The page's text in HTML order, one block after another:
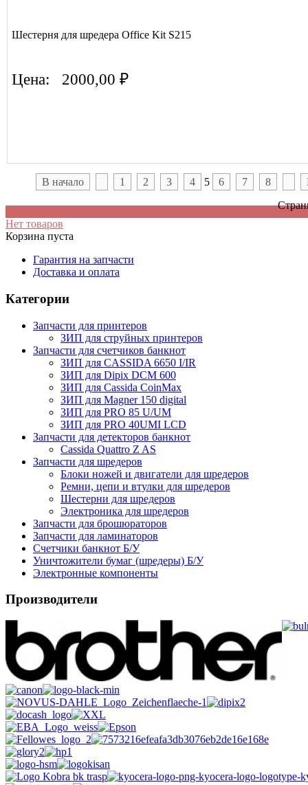
Шестерня для шредера Office Kit S215
Цена: 2000,00 ₽
В начало 1 2 3 4 5 6 7 8
Нет товаров
Корзина пуста
Гарантия на запчасти
Доставка и оплата
Категории
Запчасти для принтеров
ЗИП для струйных принтеров
Запчасти для счетчиков банкнот
ЗИП для CASSIDA 6650 I/IR
ЗИП для Dipix DCM 600
ЗИП для Сassida CoinMax
ЗИП для Magner 150 digital
ЗИП для PRO 85 U/UM
ЗИП для PRO 40UMI LCD
Запчасти для детекторов банкнот
Cassida Quattro Z AS
Запчасти для шредеров
Блоки ножей и двигатели для шредеров
Ремни, цепи и втулки для шредеров
Шестерни для шредеров
Электроника для шредеров
Запчасти для брошюраторов
Запчасти для ламинаторов
Счетчики банкнот Б/У
Уничтожители бумаг (шредеры) Б/У
Электронные компоненты
Производители